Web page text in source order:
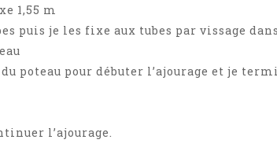
1,55 m
puis je les fixe aux tubes par vissage
poteau pour débuter l’ajourage et je
l’ajourage.